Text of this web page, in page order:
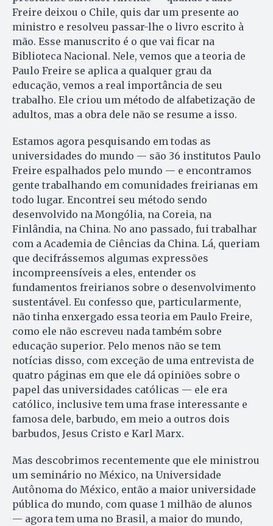
Freire deixou o Chile, quis dar um presente ao
ministro e resolveu passar-lhe o livro escrito à
mão. Esse manuscrito é o que vai ficar na
Biblioteca Nacional. Nele, vemos que a teoria de
Paulo Freire se aplica a qualquer grau da
educação, vemos a real importância de seu
trabalho. Ele criou um método de alfabetização de
adultos, mas a obra dele não se resume a isso.
Estamos agora pesquisando em todas as
universidades do mundo — são 36 institutos Paulo
Freire espalhados pelo mundo — e encontramos
gente trabalhando em comunidades freirianas em
todo lugar. Encontrei seu método sendo
desenvolvido na Mongólia, na Coreia, na
Finlândia, na China. No ano passado, fui trabalhar
com a Academia de Ciências da China. Lá, queriam
que decifrássemos algumas expressões
incompreensíveis a eles, entender os
fundamentos freirianos sobre o desenvolvimento
sustentável. Eu confesso que, particularmente,
não tinha enxergado essa teoria em Paulo Freire,
como ele não escreveu nada também sobre
educação superior. Pelo menos não se tem
notícias disso, com exceção de uma entrevista de
quatro páginas em que ele dá opiniões sobre o
papel das universidades católicas — ele era
católico, inclusive tem uma frase interessante e
famosa dele, barbudo, em meio a outros dois
barbudos, Jesus Cristo e Karl Marx.
Mas descobrimos recentemente que ele ministrou
um seminário no México, na Universidade
Autônoma do México, então a maior universidade
pública do mundo, com quase 1 milhão de alunos
— agora tem uma no Brasil, a maior do mundo,